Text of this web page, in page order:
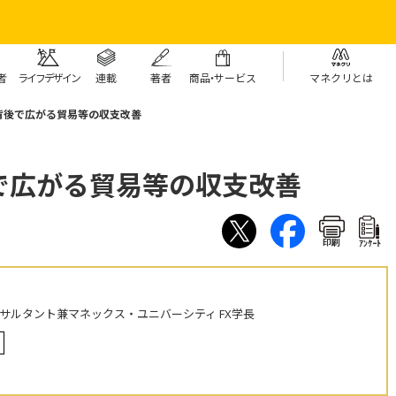
ライフデザイン 連載 著者 商品・サービス マネクリとは
で広がる貿易等の収支改善
がる貿易等の収支改善
印刷 ｱﾝｹｰﾄ
ルタント兼マネックス・ユニバーシティ FX学長